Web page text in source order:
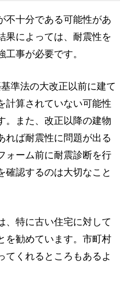
不十分である可能性があ
果によっては、耐震性を
事が必要です。
準法の大改正以前に建て
計算されていない可能性
。また、改正以降の建物
れば耐震性に問題が出る
ォーム前に耐震診断を行
確認するのは大切なこと
、特に古い住宅に対して
を勧めています。市町村
てくれるところもあるよ